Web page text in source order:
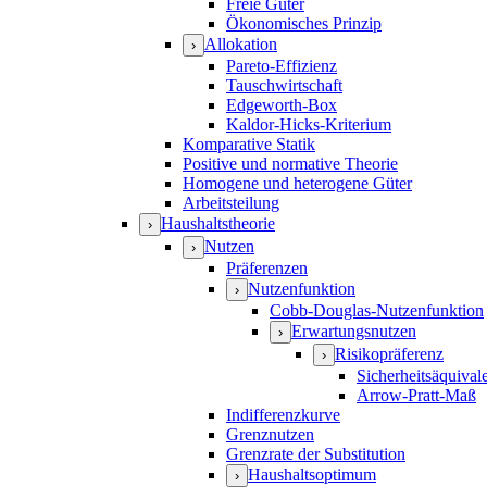
Ökonomisches Prinzip
› Allokation
Pareto-Effizienz
Tauschwirtschaft
Edgeworth-Box
Kaldor-Hicks-Kriterium
Komparative Statik
Positive und normative Theorie
Homogene und heterogene Güter
Arbeitsteilung
› Haushaltstheorie
› Nutzen
Präferenzen
› Nutzenfunktion
Cobb-Douglas-Nutzenfunktion
› Erwartungsnutzen
› Risikopräferenz
Arrow-Pratt-Maß
Indifferenzkurve
Grenznutzen
Grenzrate der Substitution
› Haushaltsoptimum